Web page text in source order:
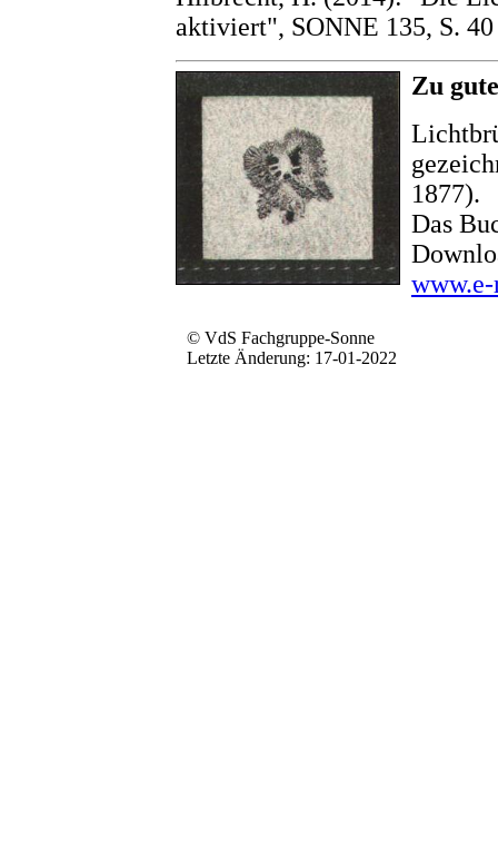
aktiviert", SONNE 135, S.
Zu
1877).
Das
© VdS Fachgruppe-Sonne
Letzte Änderung: 17-01-2022